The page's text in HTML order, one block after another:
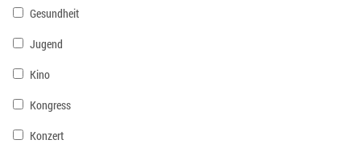
Gesundheit
Jugend
Kino
Kongress
Konzert